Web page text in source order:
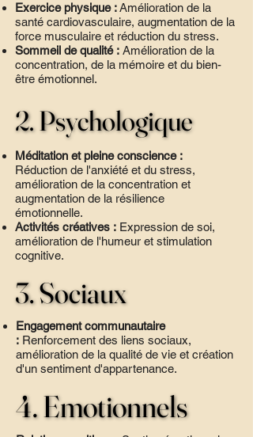
Exercice physique :Amélioration de la
santé cardiovasculaire, augmentation de la
force musculaire et réduction du stress.
Sommeil de qualité : Amélioration de la
concentration, de la mémoire et du bien-
être émotionnel.
2. Psychologique
2. Psychologique
Méditation et pleine conscience :
Réduction de l'anxiété et du stress,
amélioration de la concentration et
augmentation de la résilience
émotionnelle.
Activités créatives : Expression de soi,
amélioration de l'humeur et stimulation
cognitive.
3. Sociaux
3. Sociaux
Engagement communautaire
: Renforcement des liens sociaux,
amélioration de la qualité de vie et création
d'un sentiment d'appartenance.
4. Emotionnels
4. Emotionnels